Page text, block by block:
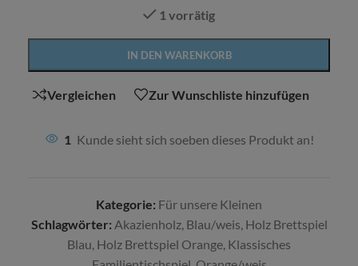
1 vorrätig
IN DEN WARENKORB
Alternative:
Vergleichen Zur Wunschliste hinzufügen
1 Kunde sieht sich soeben dieses Produkt an!
Kategorie: Für unsere Kleinen
Schlagwörter: Akazienholz, Blau/weis, Holz Brettspiel
Blau, Holz Brettspiel Orange, Klassisches